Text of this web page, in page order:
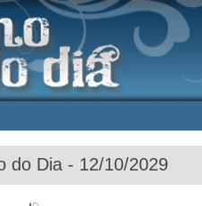
do Dia - 12/10/2029